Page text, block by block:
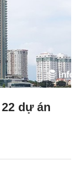
dự án